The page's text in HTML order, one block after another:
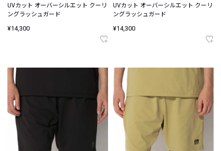
UVカット オーバーシルエット クーリ
ングラッシュガード
¥14,300
UVカット オーバーシルエット クーリ
ングラッシュガード
¥14,300